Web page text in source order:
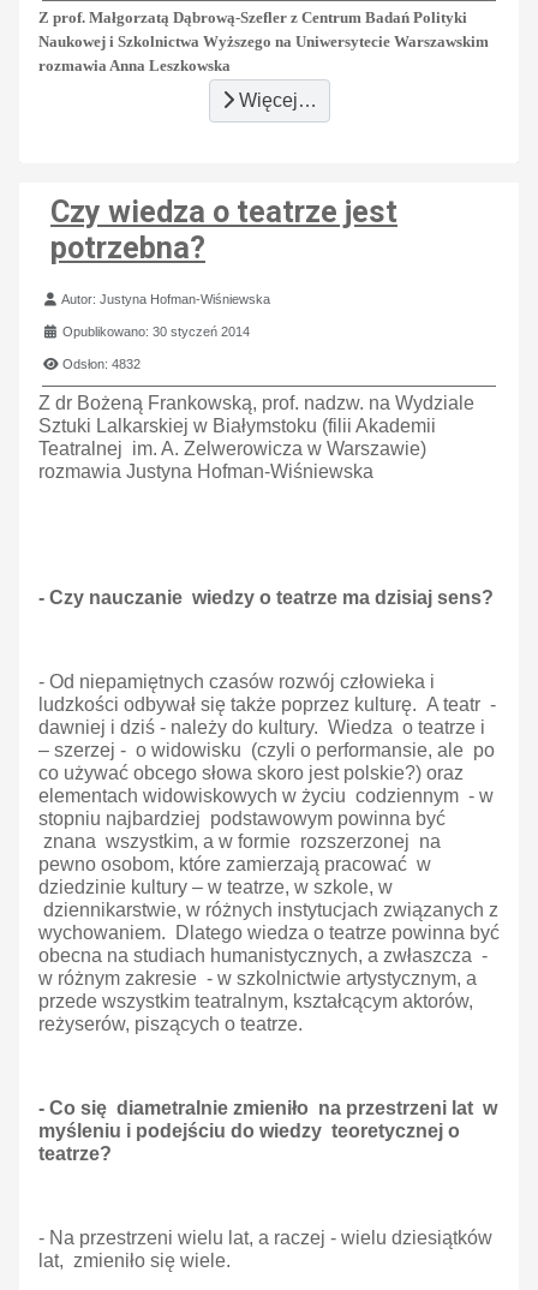
Z prof. Małgorzatą Dąbrową-Szefler z Centrum Badań Polityki
Naukowej i Szkolnictwa Wyższego na Uniwersytecie Warszawskim
rozmawia Anna Leszkowska
Więcej…
Czy wiedza o teatrze jest
potrzebna?
Szczegóły
Autor:Justyna Hofman-Wiśniewska
Opublikowano: 30 styczeń 2014
Odsłon: 4832
Z dr Bożeną Frankowską, prof. nadzw. na Wydziale
Sztuki Lalkarskiej w Białymstoku (filii Akademii
Teatralnej im. A. Zelwerowicza w Warszawie)
rozmawia Justyna Hofman-Wiśniewska
- Czy nauczanie wiedzy o teatrze ma dzisiaj sens?
- Od niepamiętnych czasów rozwój człowieka i
ludzkości odbywał się także poprzez kulturę. A teatr -
dawniej i dziś - należy do kultury. Wiedza o teatrze i
– szerzej - o widowisku (czyli o performansie, ale po
co używać obcego słowa skoro jest polskie?) oraz
elementach widowiskowych w życiu codziennym - w
stopniu najbardziej podstawowym powinna być
znana wszystkim, a w formie rozszerzonej na
pewno osobom, które zamierzają pracować w
dziedzinie kultury – w teatrze, w szkole, w
dziennikarstwie, w różnych instytucjach związanych z
wychowaniem. Dlatego wiedza o teatrze powinna być
obecna na studiach humanistycznych, a zwłaszcza -
w różnym zakresie - w szkolnictwie artystycznym, a
przede wszystkim teatralnym, kształcącym aktorów,
reżyserów, piszących o teatrze.
- Co się diametralnie zmieniło na przestrzeni lat w
myśleniu i podejściu do wiedzy teoretycznej o
teatrze?
- Na przestrzeni wielu lat, a raczej - wielu dziesiątków
lat, zmieniło się wiele.